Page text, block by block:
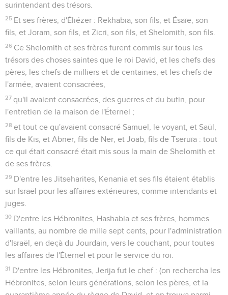
surintendant des trésors.
25 Et ses frères, d'Éliézer : Rekhabia, son fils, et Ésaïe, son
fils, et Joram, son fils, et Zicri, son fils, et Shelomith, son fils.
26 Ce Shelomith et ses frères furent commis sur tous les
trésors des choses saintes que le roi David, et les chefs des
pères, les chefs de milliers et de centaines, et les chefs de
l'armée, avaient consacrées,
27 qu'il avaient consacrées, des guerres et du butin, pour
l'entretien de la maison de l'Éternel ;
28 et tout ce qu'avaient consacré Samuel, le voyant, et Saül,
fils de Kis, et Abner, fils de Ner, et Joab, fils de Tseruïa : tout
ce qui était consacré était mis sous la main de Shelomith et
de ses frères.
29 D'entre les Jitseharites, Kenania et ses fils étaient établis
sur Israël pour les affaires extérieures, comme intendants et
juges.
30 D'entre les Hébronites, Hashabia et ses frères, hommes
vaillants, au nombre de mille sept cents, pour l'administration
d'Israël, en deçà du Jourdain, vers le couchant, pour toutes
les affaires de l'Éternel et pour le service du roi.
31 D'entre les Hébronites, Jerija fut le chef : (on rechercha les
Hébronites, selon leurs générations, selon les pères, et la